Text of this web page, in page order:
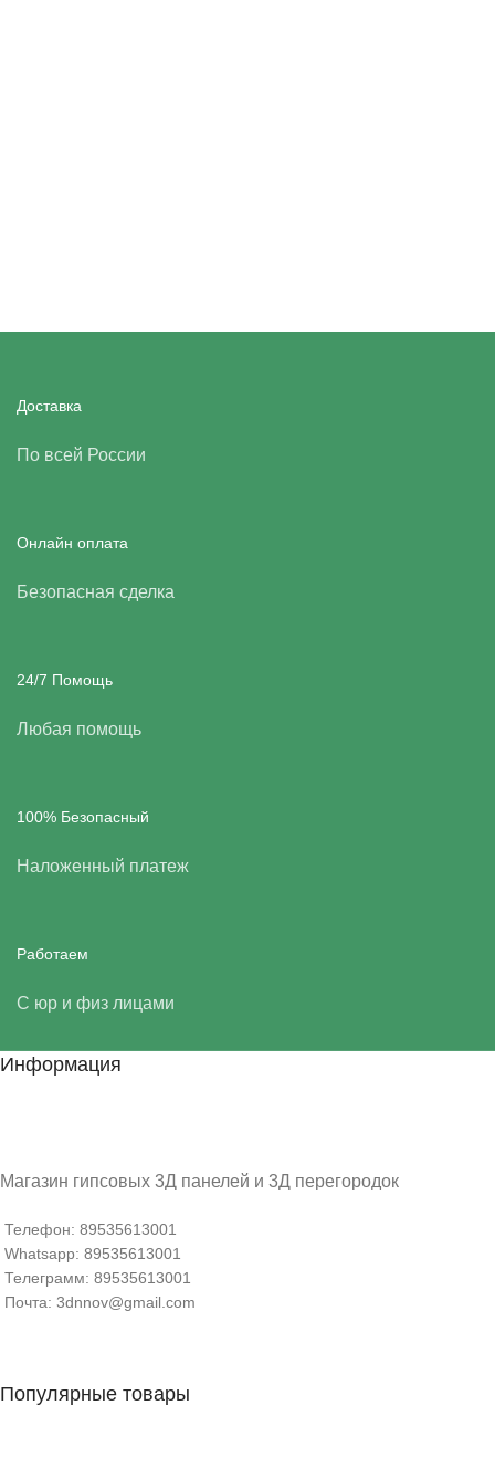
Доставка
По всей России
Онлайн оплата
Безопасная сделка
24/7 Помощь
Любая помощь
100% Безопасный
Наложенный платеж
Работаем
С юр и физ лицами
Информация
Магазин гипсовых 3Д панелей и 3Д перегородок
Телефон: 89535613001
Whatsapp: 89535613001
Телеграмм: 89535613001
Почта: 3dnnov@gmail.com
Популярные товары